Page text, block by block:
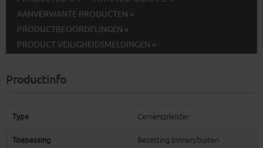
AANVERWANTE PRODUCTEN »
PRODUCTBEOORDELINGEN »
PRODUCT VEILIGHEIDSMELDINGEN »
Productinfo
Type Cementpleister
Toepassing Bezetting binnen/buiten